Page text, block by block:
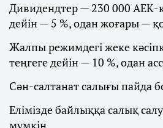
Дивидендтер — 230 000 АЕК-
дейін — 5 %, одан жоғары —
Жалпы режимдегі жеке
теңгеге дейін — 10 %, одан
Сән-салтанат салығы пайда
Елімізде байлыққа салық
мүмкін.